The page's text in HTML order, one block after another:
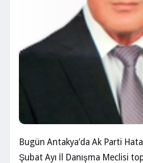
Bugün Antakya’da Ak Parti
Şubat Ayı İl Danışma Meclisi